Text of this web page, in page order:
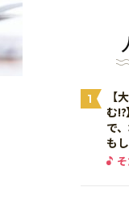
1
【
む
で
も